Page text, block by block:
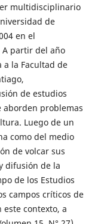
multidisciplinario
de
en el
A partir del año
a la Facultad de
de estudios
aborden problemas
Luego de un
como del medio
de volcar sus
difusión de la
de los Estudios
campos críticos de
este contexto, a